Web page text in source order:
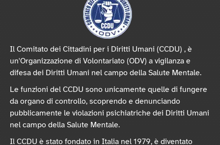
Il Comitato dei Cittadini per i Diritti Umani (CCDU) , è
un'Organizzazione di Volontariato (ODV) a vigilanza e
difesa dei Diritti Umani nel campo della Salute Mentale.
Le funzioni del CCDU sono unicamente quelle di fungere
da organo di controllo, scoprendo e denunciando
pubblicamente le violazioni psichiatriche dei Diritti Umani
nel campo della Salute Mentale.
Il CCDU è stato fondato in Italia nel 1979, è diventato